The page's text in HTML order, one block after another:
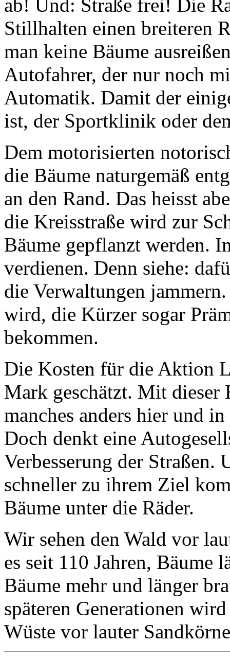
ab! Und: Straße frei! Die
Stillhalten einen breiteren
man keine Bäume
Autofahrer, der nur noch
Automatik. Damit der
ist, der Sportklinik oder
Dem motorisierten
die Bäume naturgemäß
an den Rand. Das heisst
die Kreisstraße wird zur
Bäume gepflanzt werden.
verdienen. Denn siehe:
die Verwaltungen
wird, die Kürzer sogar
bekommen.
Die Kosten für die Aktion
Mark geschätzt. Mit
manches anders hier und
Doch denkt eine
Verbesserung der Straßen.
schneller zu ihrem Ziel
Bäume unter die Räder.
Wir sehen den Wald vor
es seit 110 Jahren, Bäume
Bäume mehr und länger
späteren Generationen
Wüste vor lauter